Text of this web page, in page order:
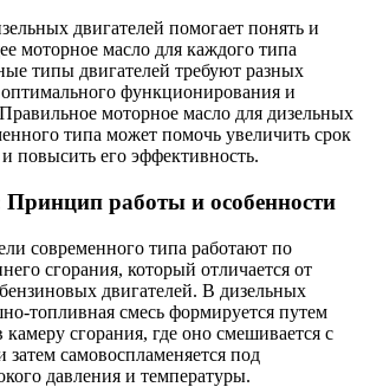
двигателей помогает понять и
моторное масло для каждого типа
типы двигателей требуют разных
оптимального функционирования и
моторное масло для дизельных
типа может помочь увеличить срок
повысить его эффективность.
Принцип работы и особенности
современного типа работают по
сгорания, который отличается от
двигателей. В дизельных
топливная смесь формируется путем
сгорания, где оно смешивается с
самовоспламеняется под
давления и температуры.